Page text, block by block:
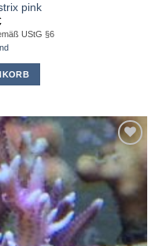
pink
UStG §6
Zu
Wunschliste
hinzufügen